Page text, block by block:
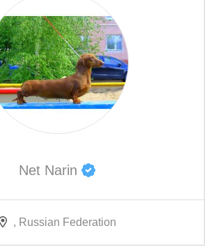
Net Narin
, Russian Federation